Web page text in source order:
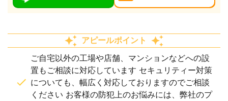
アピールポイント
ご自宅以外の工場や店舗、マンションなどへの設
置もご相談に対応しています セキュリティー対策
についても、幅広く対応しておりますのでご相談
ください お客様の防犯上のお悩みには、弊社のプ